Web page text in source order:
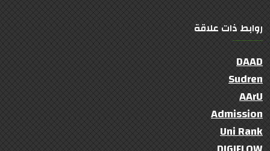
روابط ذات علاقة
DAAD
Sudren
AArU
Admission
Uni Rank